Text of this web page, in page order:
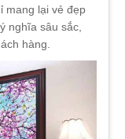
mang lại vẻ đẹp
nghĩa sâu sắc,
hàng.